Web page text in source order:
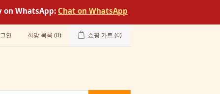
WhatsApp: Chat on WhatsApp
인 희망 목록 (0) 쇼핑 카트 (0)